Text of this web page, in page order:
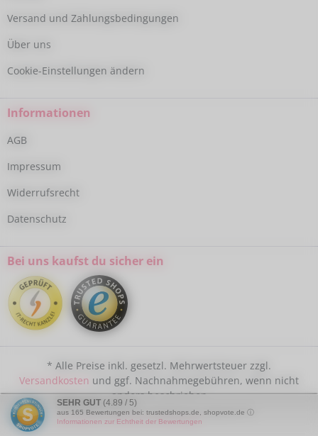
Versand und Zahlungsbedingungen
Über uns
Cookie-Einstellungen ändern
Informationen
AGB
Impressum
Widerrufsrecht
Datenschutz
Bei uns kaufst du sicher ein
* Alle Preise inkl. gesetzl. Mehrwertsteuer zzgl.
Versandkosten und ggf. Nachnahmegebühren, wenn nicht
anders beschrieben
SEHR GUT (4.89 / 5)
aus 165 Bewertungen bei: trustedshops.de, shopvote.de ⓘ
Informationen zur Echtheit der Bewertungen